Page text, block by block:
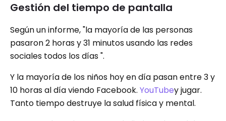
Gestión del tiempo de pantalla
Según un informe, "la mayoría de las personas
pasaron 2 horas y 31 minutos usando las redes
sociales todos los días ".
Y la mayoría de los niños hoy en día pasan entre 3 y
10 horas al día viendo Facebook. YouTubey jugar.
Tanto tiempo destruye la salud física y mental.